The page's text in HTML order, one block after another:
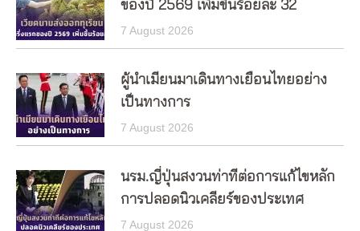
ของปี 2569 เพิ่มขึ้นร้อยละ 32
7 August 2026
ผู้นำเมียนมาเดินทางเยือนไทยอย่าง
เป็นทางการ
7 August 2026
นรม.ญี่ปุ่นสงวนท่าทีต่อการแก้ไขหลัก
การปลอดนิวเคลียร์ของประเทศ
7 August 2026